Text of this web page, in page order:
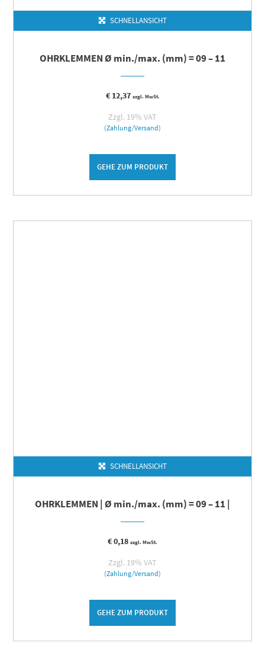
SCHNELLANSICHT
OHRKLEMMEN Ø min./max. (mm) = 09 – 11
€12,37 zzgl. MwSt.
Zzgl. 19% VAT
(Zahlung/Versand)
GEHE ZUM PRODUKT
SCHNELLANSICHT
OHRKLEMMEN | Ø min./max. (mm) = 09 – 11 |
€0,18 zzgl. MwSt.
Zzgl. 19% VAT
(Zahlung/Versand)
GEHE ZUM PRODUKT